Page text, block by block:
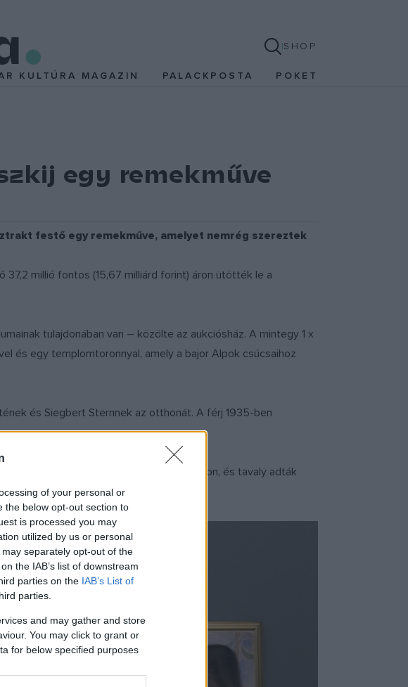
of your personal or
the below opt-out section to
is processed you may
utilized by us or personal
separately opt-out of the
the IAB’s list of downstream
parties on the IAB’s List of
parties.
and may gather and store
You may click to grant or
for below specified purposes
SHOP
KULTÚRA MAGAZIN PALACKPOSTA POKET
egy remekműve
festő egy remekműve, amelyet nemrég szereztek
millió fontos (15,67 milliárd forint) áron ütötték le a
tulajdonában van – közölte az aukciósház. A mintegy 1 x
és egy templomtoronnyal, amely a bajor Alpok csúcsaihoz
és Siegbert Sternnek az otthonát. A férj 1935-ben
múzeumában, ahol 1951 óta lógott a falon, és tavaly adták